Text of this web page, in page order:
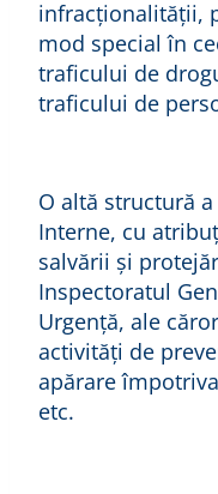
infracționalității,
mod special în
traficului de
traficului de
O altă structură
Interne, cu
salvării și
Inspectoratul
Urgență, ale
activități de
apărare
etc.